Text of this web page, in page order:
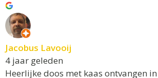
Jacobus Lavooij
4 jaar geleden
Heerlijke doos met kaas ontvangen